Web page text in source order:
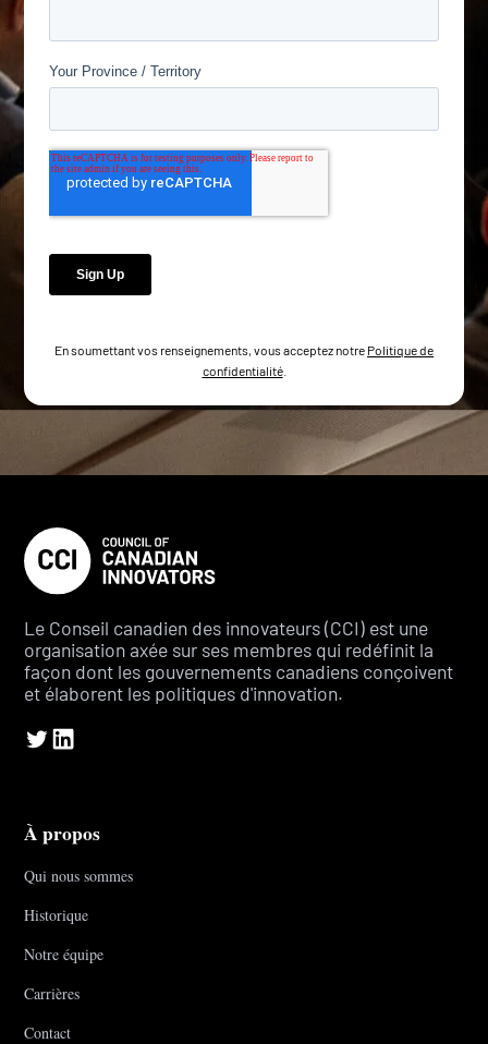
En soumettant vos renseignements, vous acceptez notre Politique de
confidentialité.
Le Conseil canadien des innovateurs (CCI) est une
organisation axée sur ses membres qui redéfinit la
façon dont les gouvernements canadiens conçoivent
et élaborent les politiques d'innovation.
À propos
Qui nous sommes
Historique
Notre équipe
Carrières
Contact